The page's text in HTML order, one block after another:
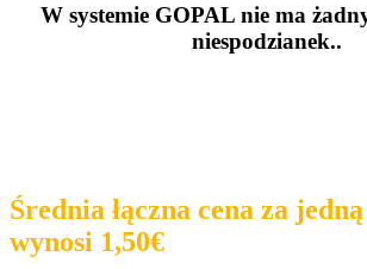
W systemie GOPAL nie ma
niespodzianek..
Średnia łączna cena za
wynosi 1,50€